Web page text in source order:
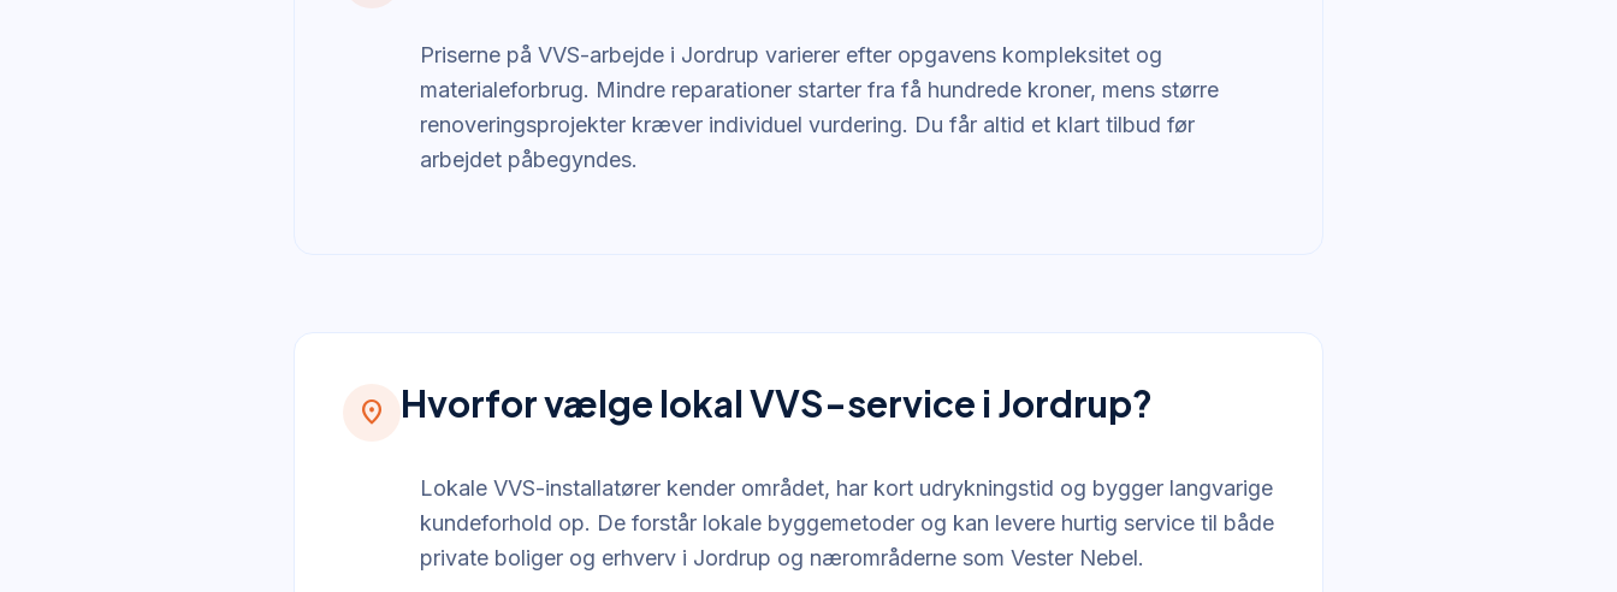
Priserne på VVS-arbejde i Jordrup varierer efter opgavens kompleksitet og
materialeforbrug. Mindre reparationer starter fra få hundrede kroner, mens større
renoveringsprojekter kræver individuel vurdering. Du får altid et klart tilbud før
arbejdet påbegyndes.
location_on Hvorfor vælge lokal VVS-service i Jordrup?
Lokale VVS-installatører kender området, har kort udrykningstid og bygger langvarige
kundeforhold op. De forstår lokale byggemetoder og kan levere hurtig service til både
private boliger og erhverv i Jordrup og nærområderne som Vester Nebel.